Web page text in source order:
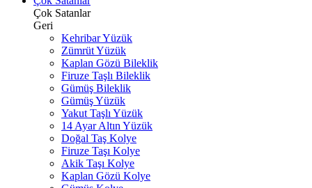
Çok Satanlar
Geri
Kehribar Yüzük
Zümrüt Yüzük
Kaplan Gözü Bileklik
Firuze Taşlı Bileklik
Gümüş Bileklik
Gümüş Yüzük
Yakut Taşlı Yüzük
14 Ayar Altın Yüzük
Doğal Taş Kolye
Firuze Taşı Kolye
Akik Taşı Kolye
Kaplan Gözü Kolye